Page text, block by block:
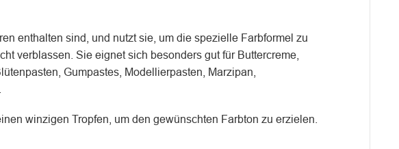
enthalten sind, und nutzt sie, um die spezielle Farbformel zu
verblassen. Sie eignet sich besonders gut für Buttercreme,
Gumpastes, Modellierpasten, Marzipan,
winzigen Tropfen, um den gewünschten Farbton zu erzielen.